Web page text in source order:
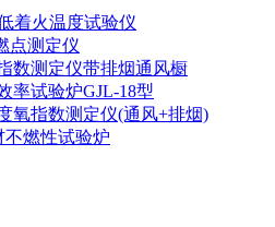
着火温度试验仪
点测定仪
数测定仪带排烟通风橱
率试验炉GJL-18型
氧指数测定仪(通风+排烟)
不燃性试验炉